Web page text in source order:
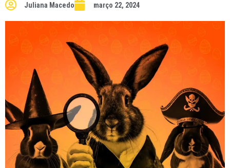
Juliana Macedo março 22, 2024